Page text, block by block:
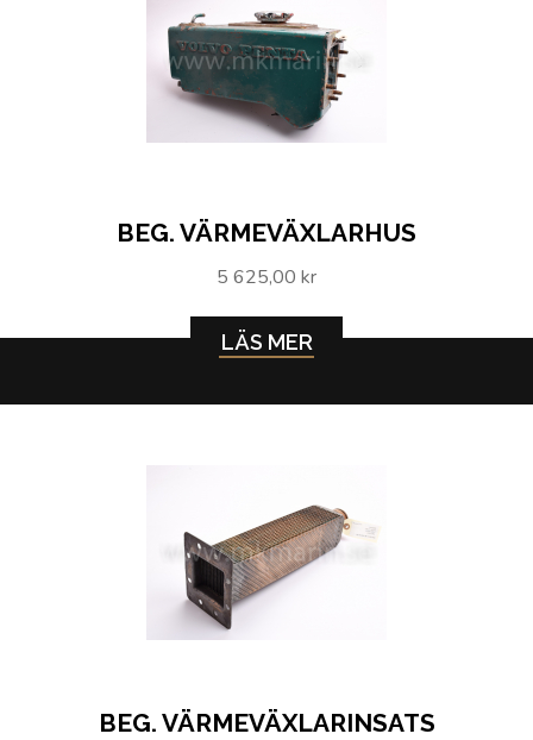
BEG. VÄRMEVÄXLARHUS
5 625,00 kr
LÄS MER
BEG. VÄRMEVÄXLARINSATS